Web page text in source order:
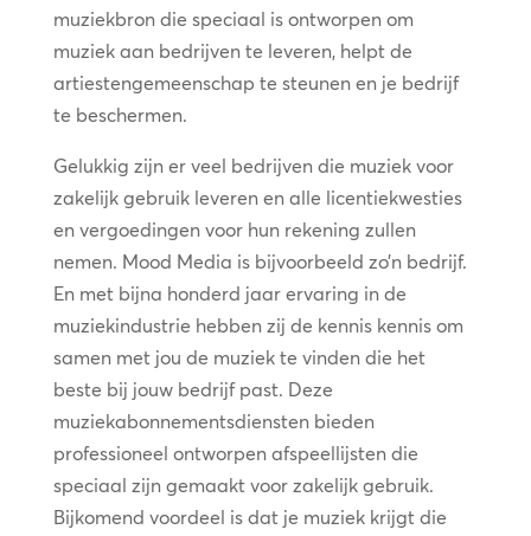
muziekbron die speciaal is ontworpen om
muziek aan bedrijven te leveren, helpt de
artiestengemeenschap te steunen en je bedrijf
te beschermen.
Gelukkig zijn er veel bedrijven die muziek voor
zakelijk gebruik leveren en alle licentiekwesties
en vergoedingen voor hun rekening zullen
nemen. Mood Media is bijvoorbeeld zo’n bedrijf.
En met bijna honderd jaar ervaring in de
muziekindustrie hebben zij de kennis kennis om
samen met jou de muziek te vinden die het
beste bij jouw bedrijf past. Deze
muziekabonnementsdiensten bieden
professioneel ontworpen afspeellijsten die
speciaal zijn gemaakt voor zakelijk gebruik.
Bijkomend voordeel is dat je muziek krijgt die